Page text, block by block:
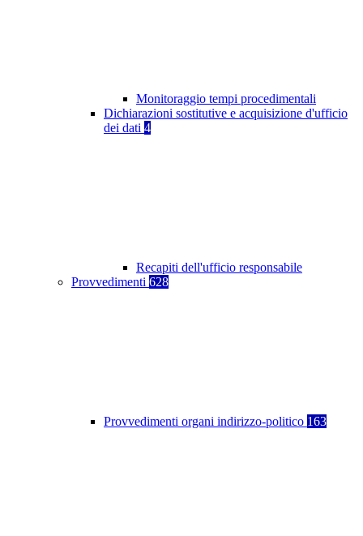
Monitoraggio tempi procedimentali
Dichiarazioni sostitutive e acquisizione d'ufficio
dei dati 4
Recapiti dell'ufficio responsabile
Provvedimenti 628
Provvedimenti organi indirizzo-politico 163